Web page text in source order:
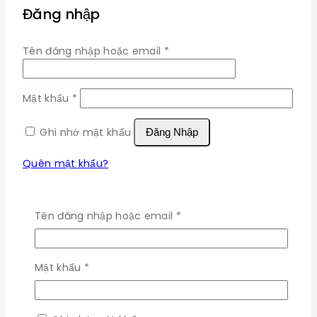
Đăng nhập
Tên đăng nhập hoặc email *Bắt
Mật khẩu *
buộc
Ghi nhớ mật khẩu
Đăng Nhập
Quên mật khẩu?
timely delivery. We offer a variety of shipping
options to suit your needs, including standard,
expedited, and express shipping. Our dedicated
team works diligently to process and dispatch your
orders promptly, aiming to deliver them to your
Tên đăng nhập hoặc email *Bắt
buộc
Mật khẩu *
buộc